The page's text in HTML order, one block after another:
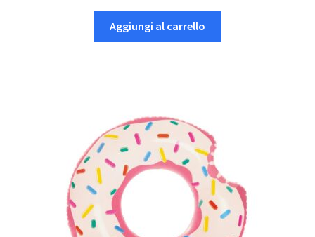
Aggiungi al carrello